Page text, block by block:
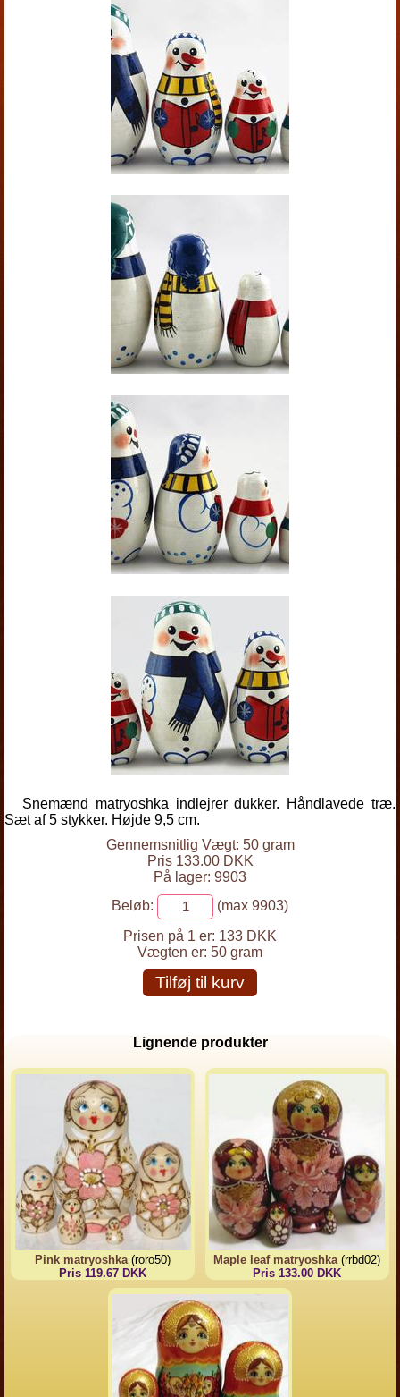
Snemænd matryoshka indlejrer dukker. Håndlavede træ.
Sæt af 5 stykker. Højde 9,5 cm.
Gennemsnitlig Vægt: 50 gram
Pris 133.00 DKK
På lager: 9903
Beløb:
(max 9903)
Prisen på 1 er: 133 DKK
Vægten er: 50 gram
Tilføj til kurv
Lignende produkter
Pink matryoshka(roro50)
Pris 119.67 DKK
Maple leaf matryoshka(rrbd02)
Pris 133.00 DKK